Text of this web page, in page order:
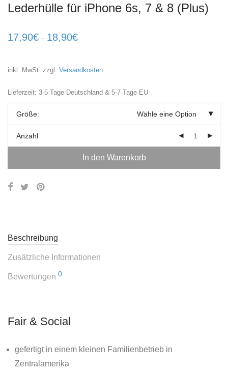
Lederhülle für iPhone 6s, 7 & 8 (Plus)
17,90€ – 18,90€
inkl. MwSt. zzgl. Versandkosten
Lieferzeit: 3-5 Tage Deutschland & 5-7 Tage EU
Größe: Wähle eine Option
Anzahl
In den Warenkorb
Beschreibung
Zusätzliche Informationen
Bewertungen 0
Fair & Social
gefertigt in einem kleinen Familienbetrieb in
Zentralamerika